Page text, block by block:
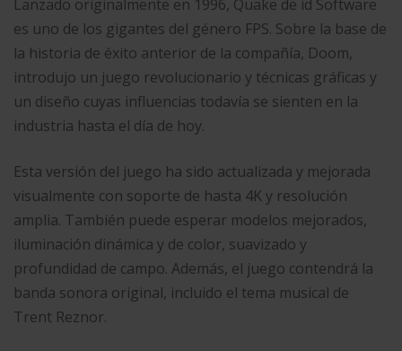
Lanzado originalmente en 1996, Quake de id Software
es uno de los gigantes del género FPS. Sobre la base de
la historia de éxito anterior de la compañía, Doom,
introdujo un juego revolucionario y técnicas gráficas y
un diseño cuyas influencias todavía se sienten en la
industria hasta el día de hoy.
Esta versión del juego ha sido actualizada y mejorada
visualmente con soporte de hasta 4K y resolución
amplia. También puede esperar modelos mejorados,
iluminación dinámica y de color, suavizado y
profundidad de campo. Además, el juego contendrá la
banda sonora original, incluido el tema musical de
Trent Reznor.